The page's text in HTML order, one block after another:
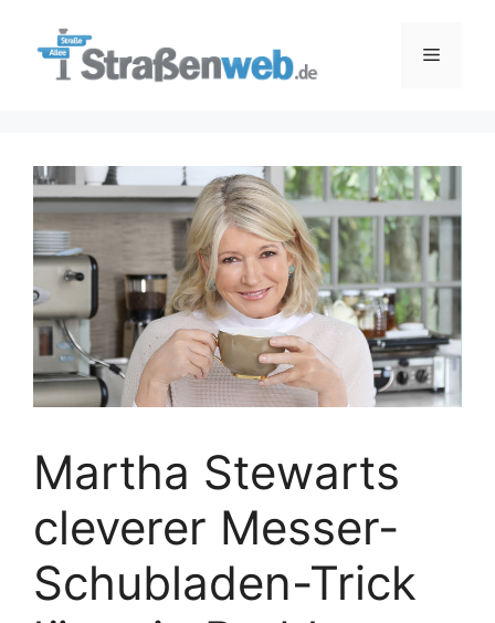
Menü
Martha Stewarts
cleverer Messer-
Schubladen-Trick